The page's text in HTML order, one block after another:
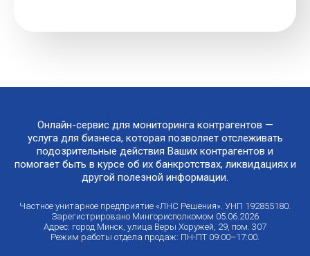
Онлайн-сервис для мониторинга контрагентов —
услуга для бизнеса, которая позволяет отслеживать
подозрительные действия Ваших контрагентов и
помогает быть в курсе об их банкротствах, ликвидациях и
другой полезной информации.
Частное унитарное предприятие «ЛНС Решения». УНП 192855180.
Зарегистрировано Мингорисполкомом 05.06.2026
Адрес: город Минск, улица Веры Хоружей, 29, пом. 307
Режим работы отдела продаж: ПН-ПТ 09:00–17:00.